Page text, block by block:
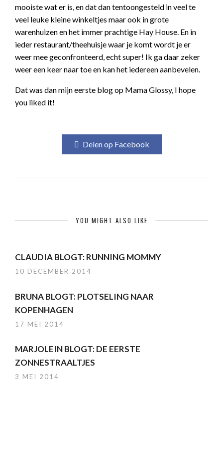
mooiste wat er is, en dat dan tentoongesteld in veel te
veel leuke kleine winkeltjes maar ook in grote
warenhuizen en het immer prachtige Hay House. En in
ieder restaurant/theehuisje waar je komt wordt je er
weer mee geconfronteerd, echt super! Ik ga daar zeker
weer een keer naar toe en kan het iedereen aanbevelen.
Dat was dan mijn eerste blog op Mama Glossy, I hope
you liked it!
Delen op Facebook
YOU MIGHT ALSO LIKE
CLAUDIA BLOGT: RUNNING MOMMY
10 DECEMBER 2014
BRUNA BLOGT: PLOTSELING NAAR
KOPENHAGEN
17 MEI 2014
MARJOLEIN BLOGT: DE EERSTE
ZONNESTRAALTJES
3 MEI 2014